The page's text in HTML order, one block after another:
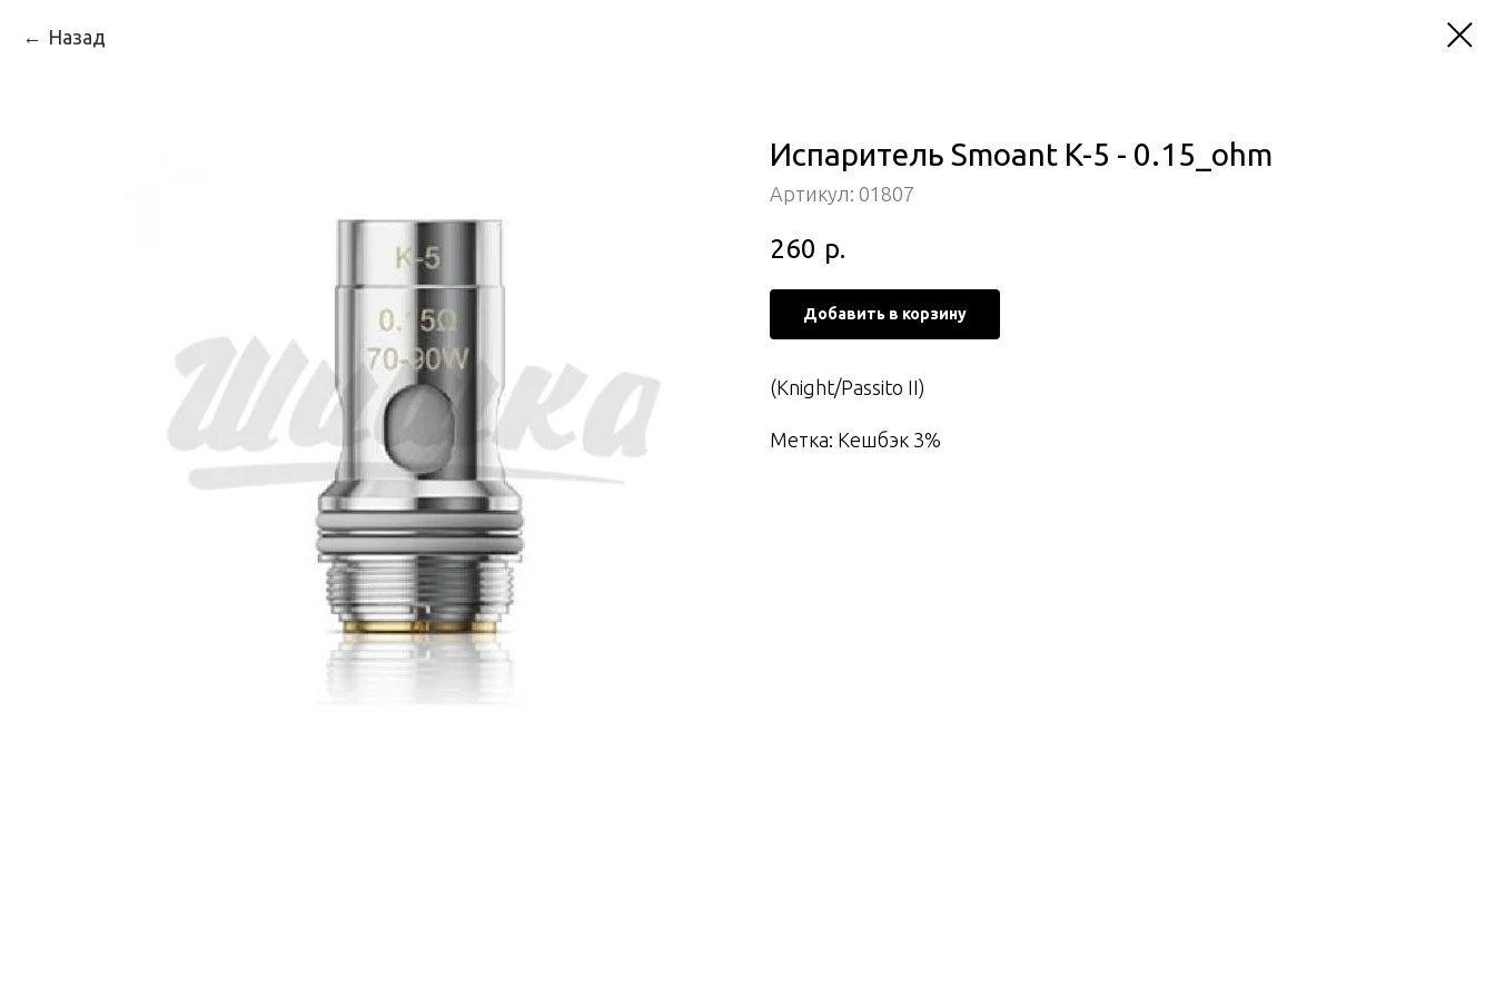
Назад
Испаритель Smoant K-5 - 0.15_ohm
Артикул: 01807
260 р.
Добавить в корзину
(Knight/Passito II)
Метка: Кешбэк 3%